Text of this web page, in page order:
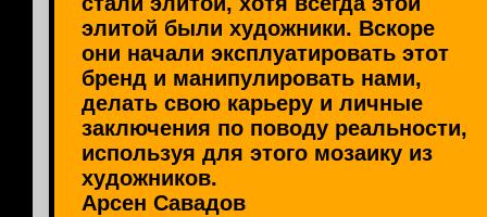
элитой были художники. Вскоре
они начали эксплуатировать этот
бренд и манипулировать нами,
делать свою карьеру и личные
заключения по поводу реальности,
используя для этого мозаику из
художников.
Арсен Савадов